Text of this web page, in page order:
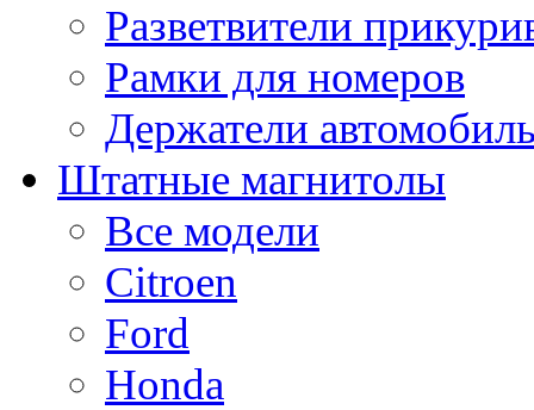
Разветвители
Рамки для номеров
Держатели
Штатные магнитолы
Все модели
Citroen
Ford
Honda